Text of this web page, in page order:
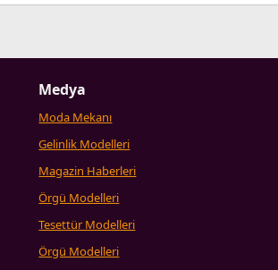
Medya
Moda Mekanı
Gelinlik Modelleri
Magazin Haberleri
Örgü Modelleri
Tesettür Modelleri
Örgü Modelleri